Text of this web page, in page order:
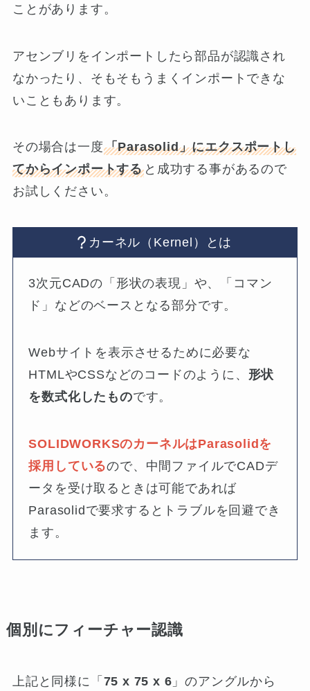
ことがあります。
アセンブリをインポートしたら部品が認識され
なかったり、そもそもうまくインポートできな
いこともあります。
その場合は一度「Parasolid」にエクスポートし
てからインポートすると成功する事があるので
お試しください。
カーネル（Kernel）とは
3次元CADの「形状の表現」や、「コマン
ド」などのベースとなる部分です。
Webサイトを表示させるために必要な
HTMLやCSSなどのコードのように、 形状
を数式化したものです。
SOLIDWORKSのカーネルはParasolidを
採用しているので、中間ファイルでCADデ
ータを受け取るときは可能であれば
Parasolidで要求するとトラブルを回避でき
ます。
個別にフィーチャー認識
上記と同様に「 75 x 75 x 6 」のアングルから